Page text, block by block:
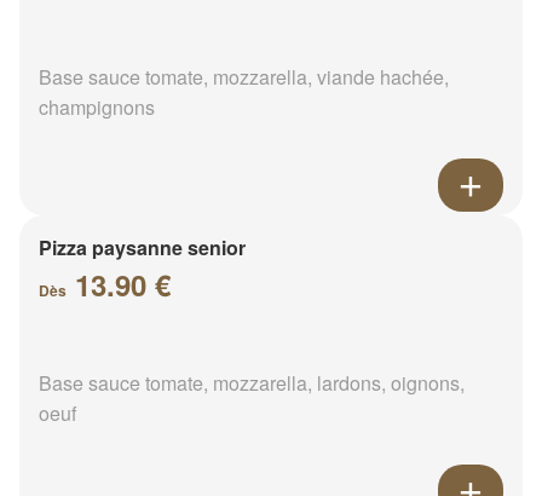
Base sauce tomate, mozzarella, viande hachée,
champignons
Pizza paysanne senior
Dès 13.90 €
Base sauce tomate, mozzarella, lardons, oignons,
oeuf